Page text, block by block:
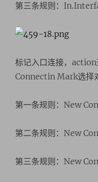
第三条规则：
标记入口连接，
Connectin Mark选择
第一条规则：New
第二条规则：New
第三条规则：New